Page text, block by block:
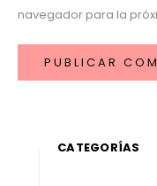
navegador para la
CATEGORÍAS